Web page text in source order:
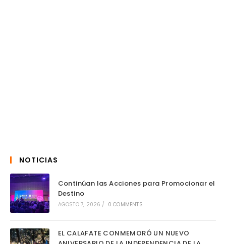
NOTICIAS
Continúan las Acciones para Promocionar el
Destino
AGOSTO 7, 2026 / 0 COMMENTS
EL CALAFATE CONMEMORÓ UN NUEVO